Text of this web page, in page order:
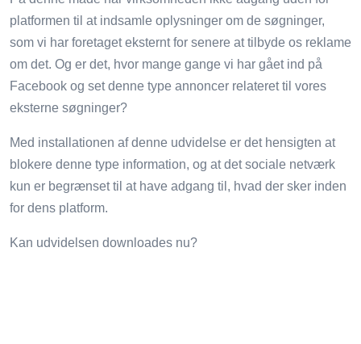
platformen til at indsamle oplysninger om de søgninger,
som vi har foretaget eksternt for senere at tilbyde os reklame
om det. Og er det, hvor mange gange vi har gået ind på
Facebook og set denne type annoncer relateret til vores
eksterne søgninger?
Med installationen af ​​denne udvidelse er det hensigten at
blokere denne type information, og at det sociale netværk
kun er begrænset til at have adgang til, hvad der sker inden
for dens platform.
Kan udvidelsen downloades nu?